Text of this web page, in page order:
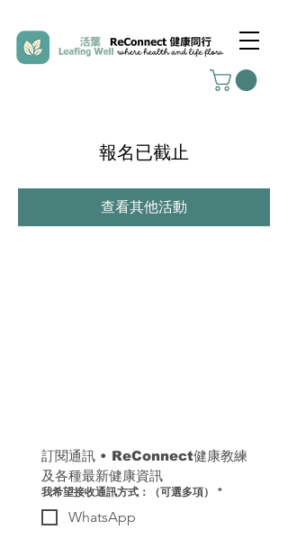
報名已截止
查看其他活動
訂閱通訊 • ReConnect健康教練
及各種最新健康資訊
我希望接收通訊方式：（可選多項） *
WhatsApp